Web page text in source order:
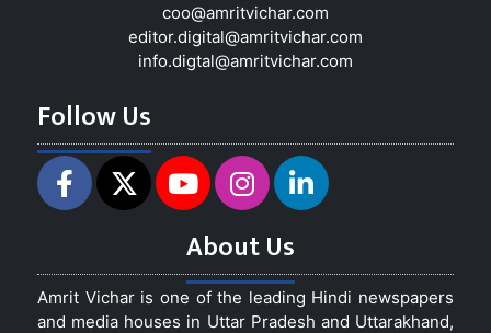
coo@amritvichar.com
editor.digital@amritvichar.com
info.digtal@amritvichar.com
Follow Us
About Us
Amrit Vichar is one of the leading Hindi newspapers
and media houses in Uttar Pradesh and Uttarakhand,